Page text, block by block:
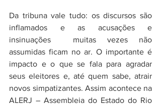
Da tribuna vale tudo: os discursos são
inflamados e as acusações e
insinuações  muitas vezes não
assumidas ficam no ar. O importante é
impacto e o que se fala para agradar
seus eleitores e, até quem sabe, atrair
novos simpatizantes. Assim acontece na
ALERJ – Assembleia do Estado do Rio